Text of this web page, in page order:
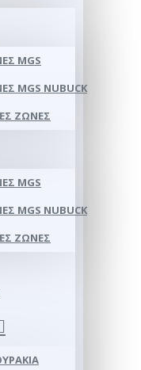
MGS
MGS NUBUCK
ΖΏΝΕΣ
MGS
MGS NUBUCK
ΖΏΝΕΣ